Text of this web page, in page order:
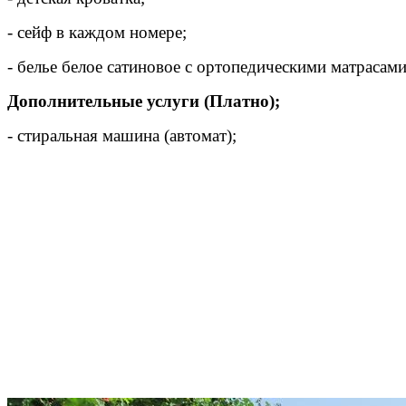
- сейф в каждом номере;
- белье белое сатиновое с ортопедическими
Дополнительные услуги (Платно);
- стиральная машина (автомат);